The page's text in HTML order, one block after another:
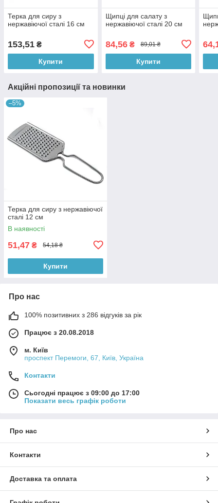
Терка для сиру з
нержавіючої сталі 16 см
153,51 ₴
Купити
Щипці для салату з
нержавіючої сталі 20 см
84,56₴ 89,01 ₴
Купити
Акційні пропозиції та новинки
–5%
Терка для сиру з нержавіючої
сталі 12 см
В наявності
51,47 ₴ 54,18 ₴
Купити
Про нас
100% позитивних з 286 відгуків за рік
Працює з 20.08.2018
м. Київ
проспект Перемоги, 67, Київ, Україна
Контакти
Сьогодні працює з 09:00 до 17:00
Показати весь графік роботи
Про нас
Контакти
Доставка та оплата